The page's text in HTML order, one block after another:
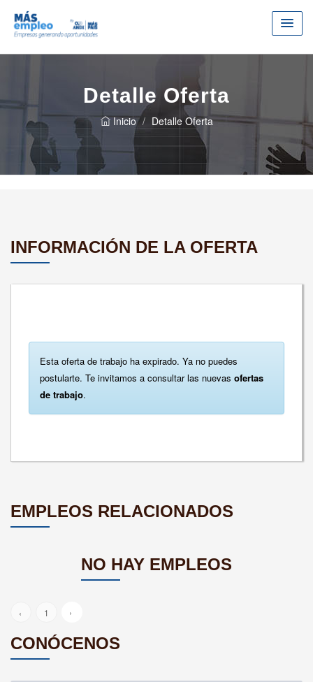
Detalle Oferta
Inicio Detalle Oferta
INFORMACIÓN DE LA OFERTA
Esta oferta de trabajo ha expirado. Ya no puedes
postularte. Te invitamos a consultar las nuevas ofertas
de trabajo.
EMPLEOS RELACIONADOS
NO HAY EMPLEOS
‹ 1 ›
CONÓCENOS